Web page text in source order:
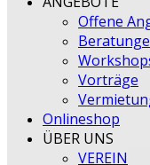
Offene
Vorträge
Onlineshop
ÜBER UNS
VEREIN